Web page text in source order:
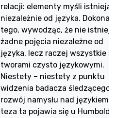
relacji: elementy myśli
niezależnie od języka. Dokonał
tego, wywodząc, że nie istnieją
żadne pojęcia niezależne od
języka, lecz raczej wszystkie
tworami czysto językowymi.
Niestety – niestety z punktu
widzenia badacza śledzącego
rozwój namysłu nad językiem –
teza ta pojawia się u